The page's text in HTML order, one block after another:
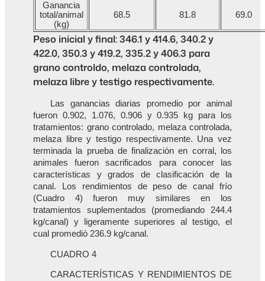
Ganancia
total/animal
(kg)
68.5 81.8 69.0
Peso inicial y final: 346.1 y 414.6, 340.2 y
422.0, 350.3 y 419.2, 335.2 y 406.3 para
grano controldo, melaza controlada,
melaza libre y testigo respectivamente.
Las ganancias diarias promedio por animal
fueron 0.902, 1.076, 0.906 y 0.935 kg para los
tratamientos: grano controlado, melaza controlada,
melaza libre y testigo respectivamente. Una vez
terminada la prueba de finalización en corral, los
animales fueron sacrificados para conocer las
características y grados de clasificación de la
canal. Los rendimientos de peso de canal frío
(Cuadro 4) fueron muy similares en los
tratamientos suplementados (promediando 244.4
kg/canal) y ligeramente superiores al testigo, el
cual promedió 236.9 kg/canal.
CUADRO 4
CARACTERÍSTICAS Y RENDIMIENTOS DE